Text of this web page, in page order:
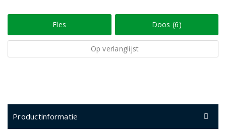
Fles Doos (6)
Op verlanglijst
Productinformatie